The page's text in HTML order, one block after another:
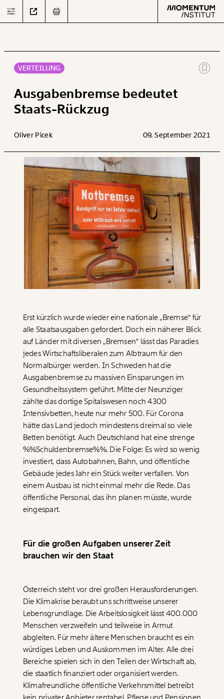
Arbeit
Verteilung
Klima
Datensätze
Paper der Woche
Projekte
Kürzungslandkarte
Erbschaftssteuer-Rechner
Koalitions-Kompass
Care-Rechner
Befristungs-Monitor
Pflegerechner
Parlagram
Über uns
Team
Jahresberichte
Pressebereich
Jobs & Fellowships
second
VERTEILUNG
Ausgabenbremse bedeutet
Staats-Rückzug
Oliver Picek 09. September 2021
Erst kürzlich wurde wieder eine nationale „Bremse“ für
alle Staatsausgaben gefordert. Doch ein näherer Blick
auf Länder mit diversen „Bremsen“ lässt das Paradies
jedes Wirtschaftsliberalen zum Albtraum für den
Normalbürger werden. In Schweden hat die
Ausgabenbremse zu massiven Einsparungen im
Gesundheitssystem geführt. Mitte der Neunziger
zählte das dortige Spitalswesen noch 4300
Intensivbetten, heute nur mehr 500. Für Corona
hätte das Land jedoch mindestens dreimal so viele
Betten benötigt. Auch Deutschland hat eine strenge
%%Schuldenbremse%%. Die Folge: Es wird so wenig
investiert, dass Autobahnen, Bahn, und öffentliche
Gebäude jedes Jahr ein Stück weiter verfallen. Von
einem Ausbau ist nicht einmal mehr die Rede. Das
öffentliche Personal, das ihn planen müsste, wurde
eingespart.
Für die großen Aufgaben unserer Zeit
brauchen wir den Staat
Österreich steht vor drei großen Herausforderungen.
Die Klimakrise beraubt uns schrittweise unserer
Lebensgrundlage. Die Arbeitslosigkeit lässt 400.000
Menschen verzweifeln und teilweise in Armut
abgleiten. Für mehr ältere Menschen braucht es ein
würdiges Leben und Auskommen im Alter. Alle drei
Bereiche spielen sich in den Teilen der Wirtschaft ab,
die staatlich finanziert oder organisiert werden.
Klimafreundliche öffentliche Verkehrsmittel betreibt